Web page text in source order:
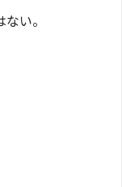
い。